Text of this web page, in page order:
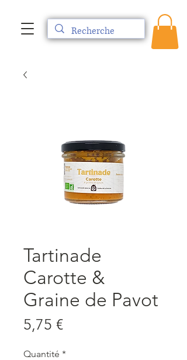
Tartinade
Carotte &
Graine de Pavot
5,75 €Prix
Quantité *